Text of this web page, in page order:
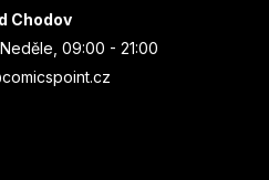
Chodov
09:00 - 21:00